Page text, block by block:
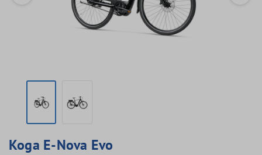
Koga E-Nova Evo